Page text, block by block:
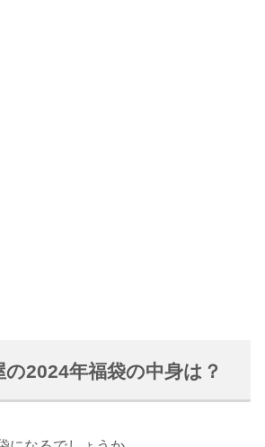
2024年福袋の中身は？